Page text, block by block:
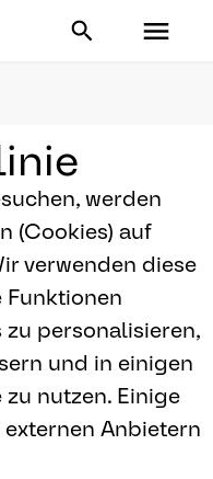
werden
(Cookies) auf
verwenden diese
personalisieren,
und in einigen
nutzen. Einige
Anbietern